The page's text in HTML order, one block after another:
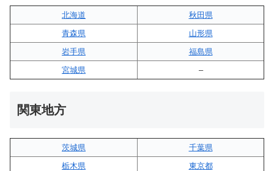
北海道
秋田県
青森県
山形県
岩手県
福島県
宮城県
–
関東地方
茨城県
千葉県
栃木県
東京都